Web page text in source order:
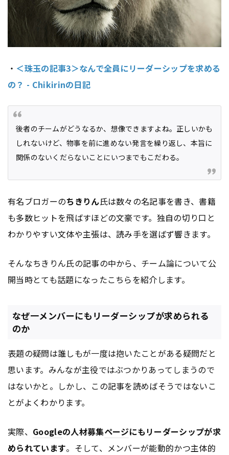
・ ＜珠玉の記事3＞なんで全員にリーダーシップを求める
の？ - Chikirinの日記
後者のチームがどうなるか、想像できますよね。正しいかも
しれないけど、物事を前に進めない発言を繰り返し、本旨に
関係のないくだらないことにいつまでもこだわる。
有名ブロガーのちきりん氏は数々の名記事を書き、書籍
も多数ヒットを飛ばすほどの文豪です。独自の切り口と
わかりやすい文体や主張は、読み手を選ばず響きます。
そんなちきりん氏の記事の中から、チーム論について公
開当時とても話題になったこちらを紹介します。
なぜ一メンバーにもリーダーシップが求められる
のか
表題の疑問は誰しもが一度は抱いたことがある疑問だと
思います。みんなが主役ではぶつかりあってしまうので
はないかと。しかし、この記事を読めばそうではないこ
とがよくわかります。
実際、 Googleの人材募集ページにもリーダーシップが求
められています。そして、メンバーが能動的かつ主体的